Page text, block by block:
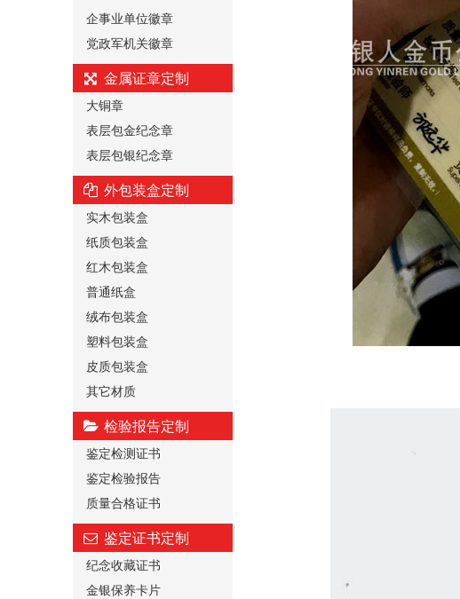
企事业单位徽章
党政军机关徽章
金属证章定制
大铜章
表层包金纪念章
表层包银纪念章
外包装盒定制
实木包装盒
纸质包装盒
红木包装盒
普通纸盒
绒布包装盒
塑料包装盒
皮质包装盒
其它材质
检验报告定制
鉴定检测证书
鉴定检验报告
质量合格证书
鉴定证书定制
纪念收藏证书
金银保养卡片